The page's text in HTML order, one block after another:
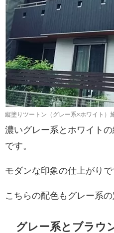
縦塗りツートン（グレー系×ホワイト）
濃いグレー系とホワイト
です。
モダンな印象の仕上がりで
こちらの配色もグレー系の
グレー系とブラウ